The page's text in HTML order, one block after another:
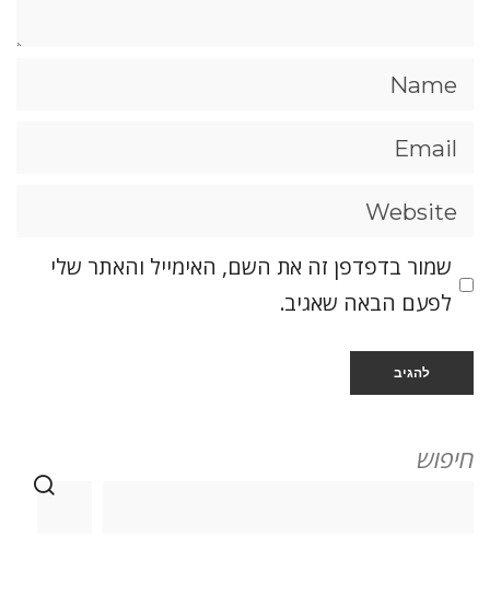
שמור בדפדפן זה את השם, האימייל והאתר שלי
לפעם הבאה שאגיב.
חיפוש